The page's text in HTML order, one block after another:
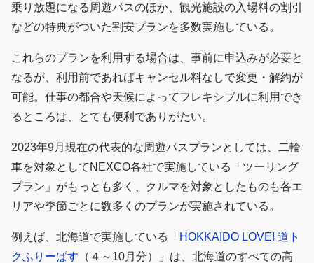
乗り放題になる周遊パスのほか、観光施設の入場料の割引
などの特典がついた割安プランを多数実施している。
これらのプランを利用する場合は、事前に申込みが必要と
なるが、利用前であればキャンセル料なしで変更・解約が
可能。仕事の都合や天候によってフレキシブルに利用でき
るところは、とても便利でありがたい。
2023年9月現在の代表的な周遊パスプランとしては、二輪
車を対象としてNEXCO各社で実施している「ツーリング
プラン」がもっとも多く、クルマを対象としたものも各エ
リアや季節ごとに数多くのプランが実施されている。
例えば、北海道で実施している「 HOKKAIDO LOVE! 道ト
クふりーぱす （４～10月分）」は、北海道のすべての高